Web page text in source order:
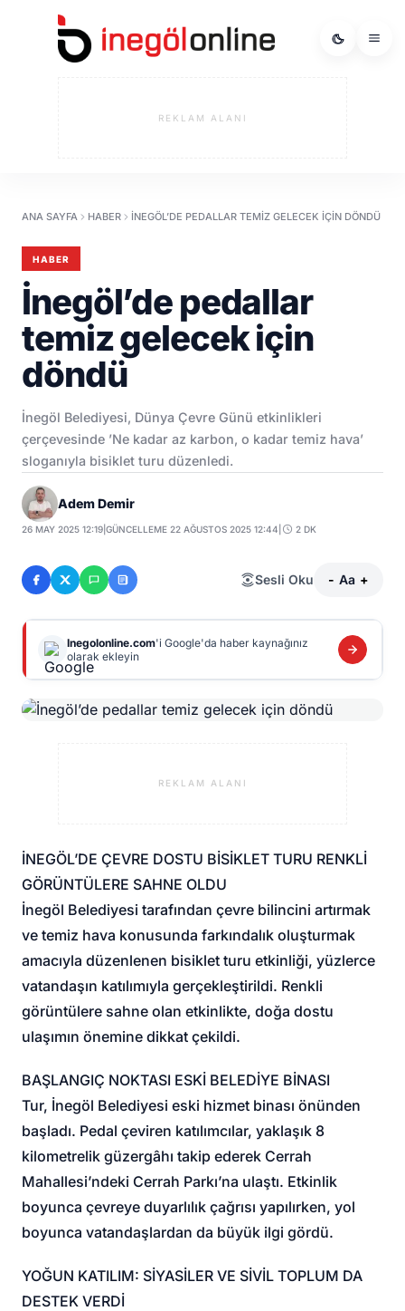
REKLAM ALANI
ANA SAYFA HABER İNEGÖL’DE PEDALLAR TEMIZ GELECEK IÇIN DÖNDÜ
HABER
İnegöl’de pedallar
temiz gelecek için
döndü
İnegöl Belediyesi, Dünya Çevre Günü etkinlikleri
çerçevesinde ’Ne kadar az karbon, o kadar temiz hava’
sloganıyla bisiklet turu düzenledi.
Adem Demir
26 MAY 2025 12:19 |GÜNCELLEME 22 AĞUSTOS 2025 12:44 2 DK
Sesli Oku - Aa +
Inegolonline.com'i Google'da haber kaynağınız
olarak ekleyin
REKLAM ALANI
İNEGÖL’DE ÇEVRE DOSTU BİSİKLET TURU RENKLİ
GÖRÜNTÜLERE SAHNE OLDU
İnegöl Belediyesi tarafından çevre bilincini artırmak
ve temiz hava konusunda farkındalık oluşturmak
amacıyla düzenlenen bisiklet turu etkinliği, yüzlerce
vatandaşın katılımıyla gerçekleştirildi. Renkli
görüntülere sahne olan etkinlikte, doğa dostu
ulaşımın önemine dikkat çekildi.
BAŞLANGIÇ NOKTASI ESKİ BELEDİYE BİNASI
Tur, İnegöl Belediyesi eski hizmet binası önünden
başladı. Pedal çeviren katılımcılar, yaklaşık 8
kilometrelik güzergâhı takip ederek Cerrah
Mahallesi’ndeki Cerrah Parkı’na ulaştı. Etkinlik
boyunca çevreye duyarlılık çağrısı yapılırken, yol
boyunca vatandaşlardan da büyük ilgi gördü.
YOĞUN KATILIM: SİYASİLER VE SİVİL TOPLUM DA
DESTEK VERDİ